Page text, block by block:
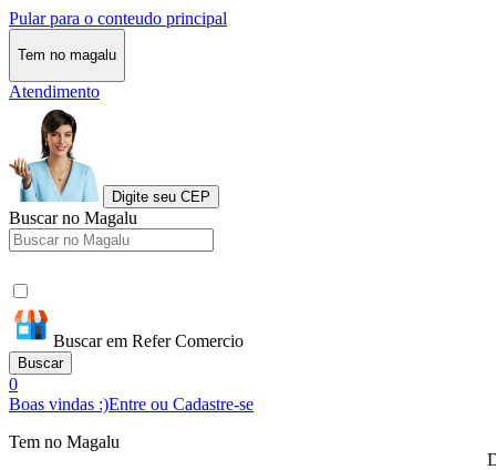
Pular para o conteudo principal
Tem no magalu
Atendimento
Digite seu CEP
Buscar no Magalu
Buscar em Refer Comercio
Buscar
0
Boas vindas :)Entre ou Cadastre-se
Tem no Magalu